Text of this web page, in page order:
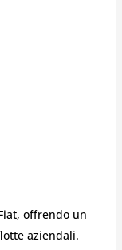
offrendo un
aziendali.